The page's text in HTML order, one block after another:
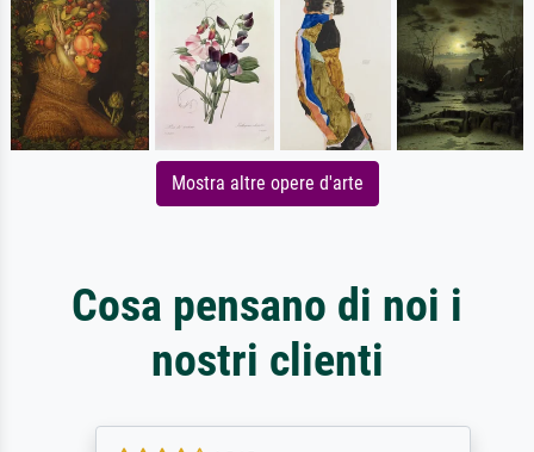
Mostra altre opere d'arte
Cosa pensano di noi i
nostri clienti